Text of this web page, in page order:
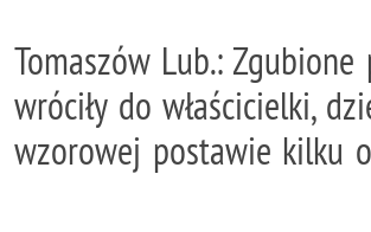
Tomaszów Lub.: Zgubione
wróciły do właścicielki,
wzorowej postawie kilku